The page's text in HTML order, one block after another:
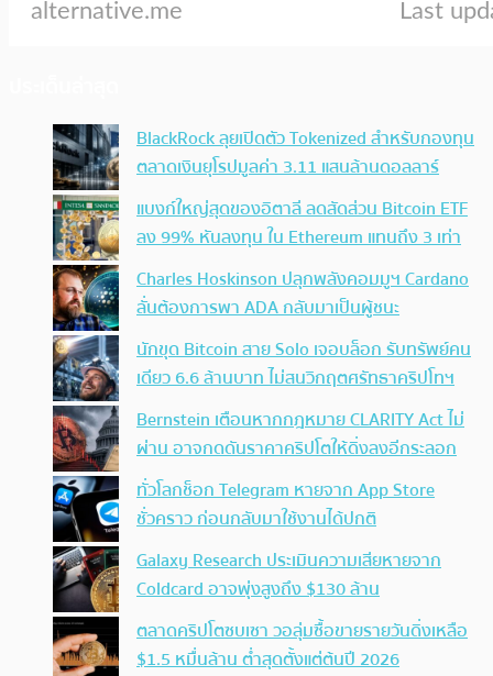
BlackRock ลุยเปิดตัว Tokenized สำหรับกองทุน
ตลาดเงินยุโรปมูลค่า 3.11 แสนล้านดอลลาร์
แบงก์ใหญ่สุดของอิตาลี ลดสัดส่วน Bitcoin ETF
ลง 99% หันลงทุน ใน Ethereum แทนถึง 3 เท่า
Charles Hoskinson ปลุกพลังคอมมูฯ Cardano
ลั่นต้องการพา ADA กลับมาเป็นผู้ชนะ
นักขุด Bitcoin สาย Solo เจอบล็อก รับทรัพย์คน
เดียว 6.6 ล้านบาท ไม่สนวิกฤตศรัทธาคริปโทฯ
Bernstein เตือนหากกฎหมาย CLARITY Act ไม่
ผ่าน อาจกดดันราคาคริปโตให้ดิ่งลงอีกระลอก
ทั่วโลกช็อก Telegram หายจาก App Store
ชั่วคราว ก่อนกลับมาใช้งานได้ปกติ
Galaxy Research ประเมินความเสียหายจาก
Coldcard อาจพุ่งสูงถึง $130 ล้าน
ตลาดคริปโตซบเซา วอลุ่มซื้อขายรายวันดิ่งเหลือ
$1.5 หมื่นล้าน ต่ำสุดตั้งแต่ต้นปี 2026